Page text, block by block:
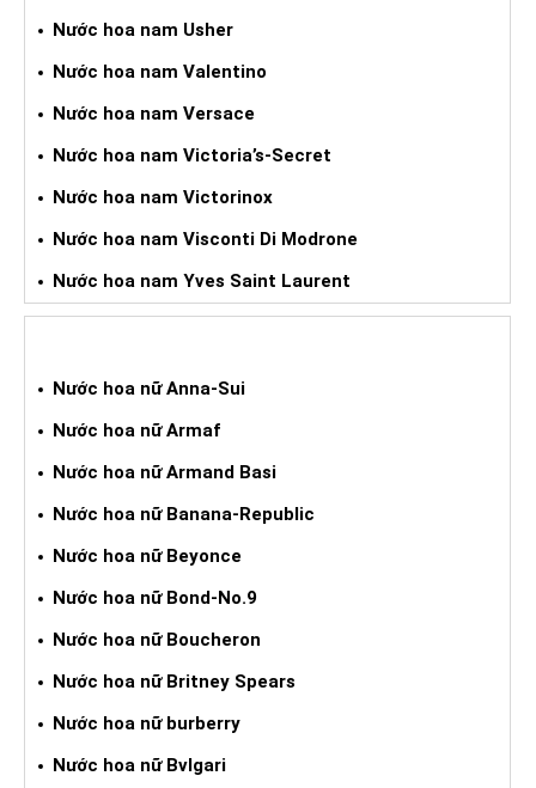
Nước hoa nam Usher
Nước hoa nam Valentino
Nước hoa nam Versace
Nước hoa nam Victoria’s-Secret
Nước hoa nam Victorinox
Nước hoa nam Visconti Di Modrone
Nước hoa nam Yves Saint Laurent
Nước hoa nữ Anna-Sui
Nước hoa nữ Armaf
Nước hoa nữ Armand Basi
Nước hoa nữ Banana-Republic
Nước hoa nữ Beyonce
Nước hoa nữ Bond-No.9
Nước hoa nữ Boucheron
Nước hoa nữ Britney Spears
Nước hoa nữ burberry
Nước hoa nữ Bvlgari